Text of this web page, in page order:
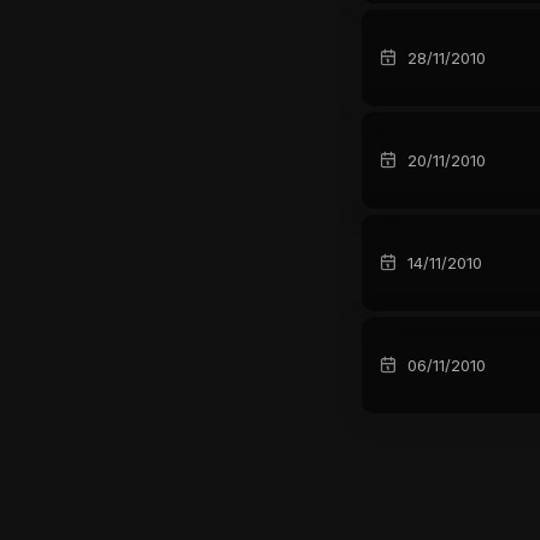
28/11/2010
20/11/2010
14/11/2010
06/11/2010